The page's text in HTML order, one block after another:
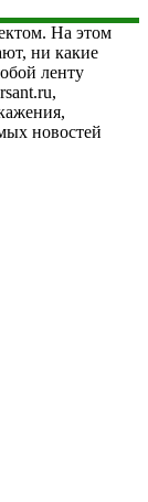
На этом
ни какие
ленту
новостей